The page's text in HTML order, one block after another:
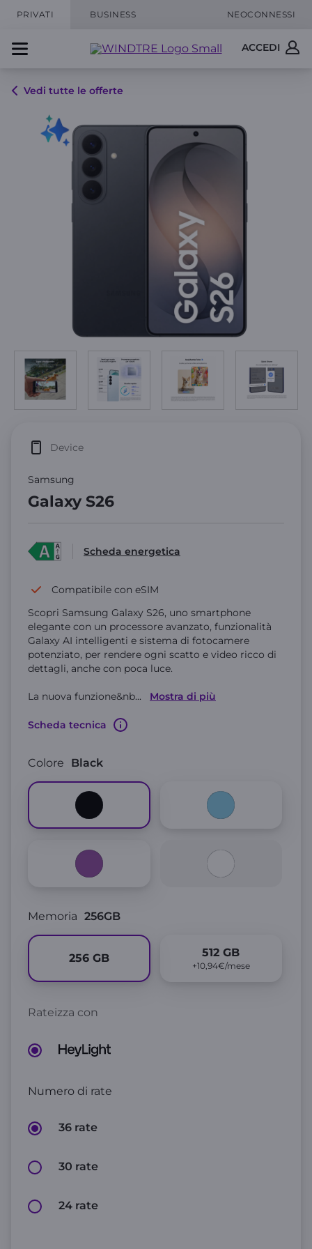
PRIVATI BUSINESS NEOCONNESSI
ACCEDI
Vedi tutte le offerte
Samsung
Galaxy S26
Device
Scheda energetica
Compatibile con eSIM
Scopri Samsung Galaxy S26, uno smartphone
elegante con un processore avanzato, funzionalità
Galaxy AI intelligenti e sistema di fotocamere
potenziato, per rendere ogni scatto e video ricco di
dettagli, anche con poca luce.
La nuova funzione&nb... Mostra di più
Scheda tecnica
Memoria 256GB
256 GB 512 GB
+10,94€/mese
Colore Black
Rateizza con
Numero di rate
36 rate
30 rate
24 rate